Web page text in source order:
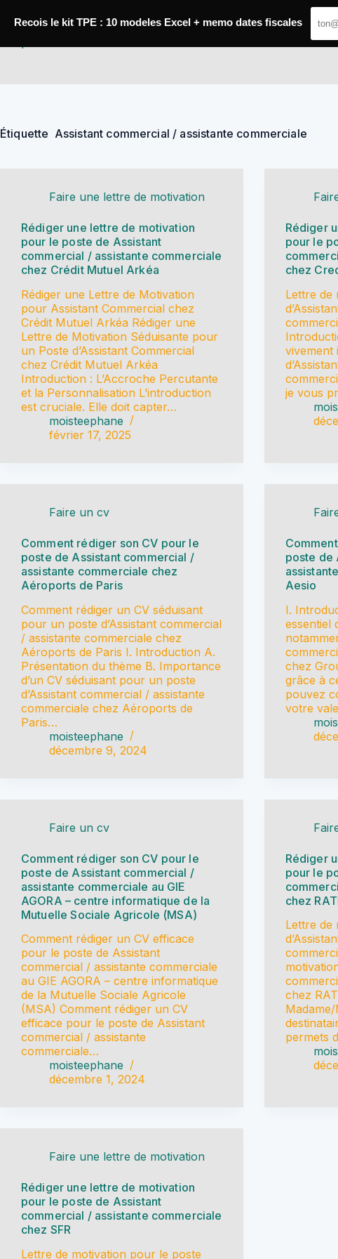
Étiquette Assistant commercial / assistante commerciale
Faire une lettre de motivation
Rédiger une lettre de motivation
pour le poste de Assistant
commercial / assistante commerciale
chez Crédit Mutuel Arkéa
Rédiger une Lettre de Motivation
pour Assistant Commercial chez
Crédit Mutuel Arkéa Rédiger une
Lettre de Motivation Séduisante pour
un Poste d’Assistant Commercial
chez Crédit Mutuel Arkéa
Introduction : L’Accroche Percutante
et la Personnalisation L’introduction
est cruciale. Elle doit capter…
moisteephane
février 17, 2025
Rédiger
pour le
chez
Lettre de
vivement
je vous
Faire un cv
Comment rédiger son CV pour le
poste de Assistant commercial /
assistante commerciale chez
Aéroports de Paris
Comment rédiger un CV séduisant
pour un poste d’Assistant commercial
/ assistante commerciale chez
Aéroports de Paris I. Introduction A.
Présentation du thème B. Importance
d’un CV séduisant pour un poste
d’Assistant commercial / assistante
commerciale chez Aéroports de
Paris…
moisteephane
décembre 9, 2024
poste de
Aesio
I.
essentiel
chez
grâce à
pouvez
votre
Faire un cv
Comment rédiger son CV pour le
poste de Assistant commercial /
assistante commerciale au GIE
AGORA – centre informatique de la
Mutuelle Sociale Agricole (MSA)
Comment rédiger un CV efficace
pour le poste de Assistant
commercial / assistante commerciale
au GIE AGORA – centre informatique
de la Mutuelle Sociale Agricole
(MSA) Comment rédiger un CV
efficace pour le poste de Assistant
commercial / assistante
commerciale…
moisteephane
décembre 1, 2024
Rédiger
pour le
chez
Lettre de
chez
permets
Faire une lettre de motivation
Rédiger une lettre de motivation
pour le poste de Assistant
commercial / assistante commerciale
chez SFR
Lettre de motivation pour le poste
Recois le kit TPE : 10 modeles Excel + memo dates fiscales